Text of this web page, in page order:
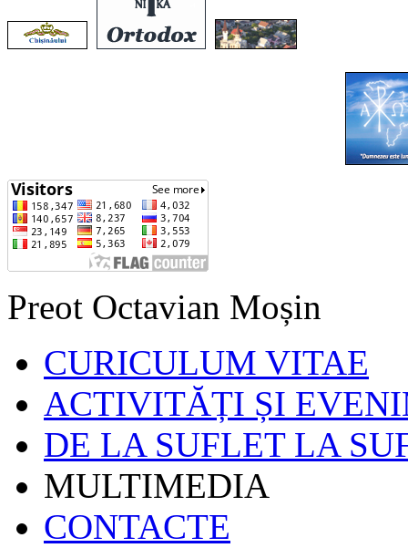
Preot Octavian Moșin
CURICULUM VITAE
ACTIVITĂȚI ȘI
DE LA SUFLET LA
MULTIMEDIA
CONTACTE